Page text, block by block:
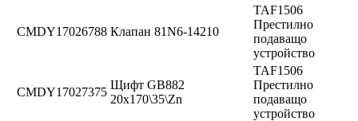
CMDY17026788 Клапан 81N6-14210
TAF1506
Престилно
подаващо
устройство
CMDY17027375
Щифт GB882
20x170\35\Zn
TAF1506
Престилно
подаващо
устройство